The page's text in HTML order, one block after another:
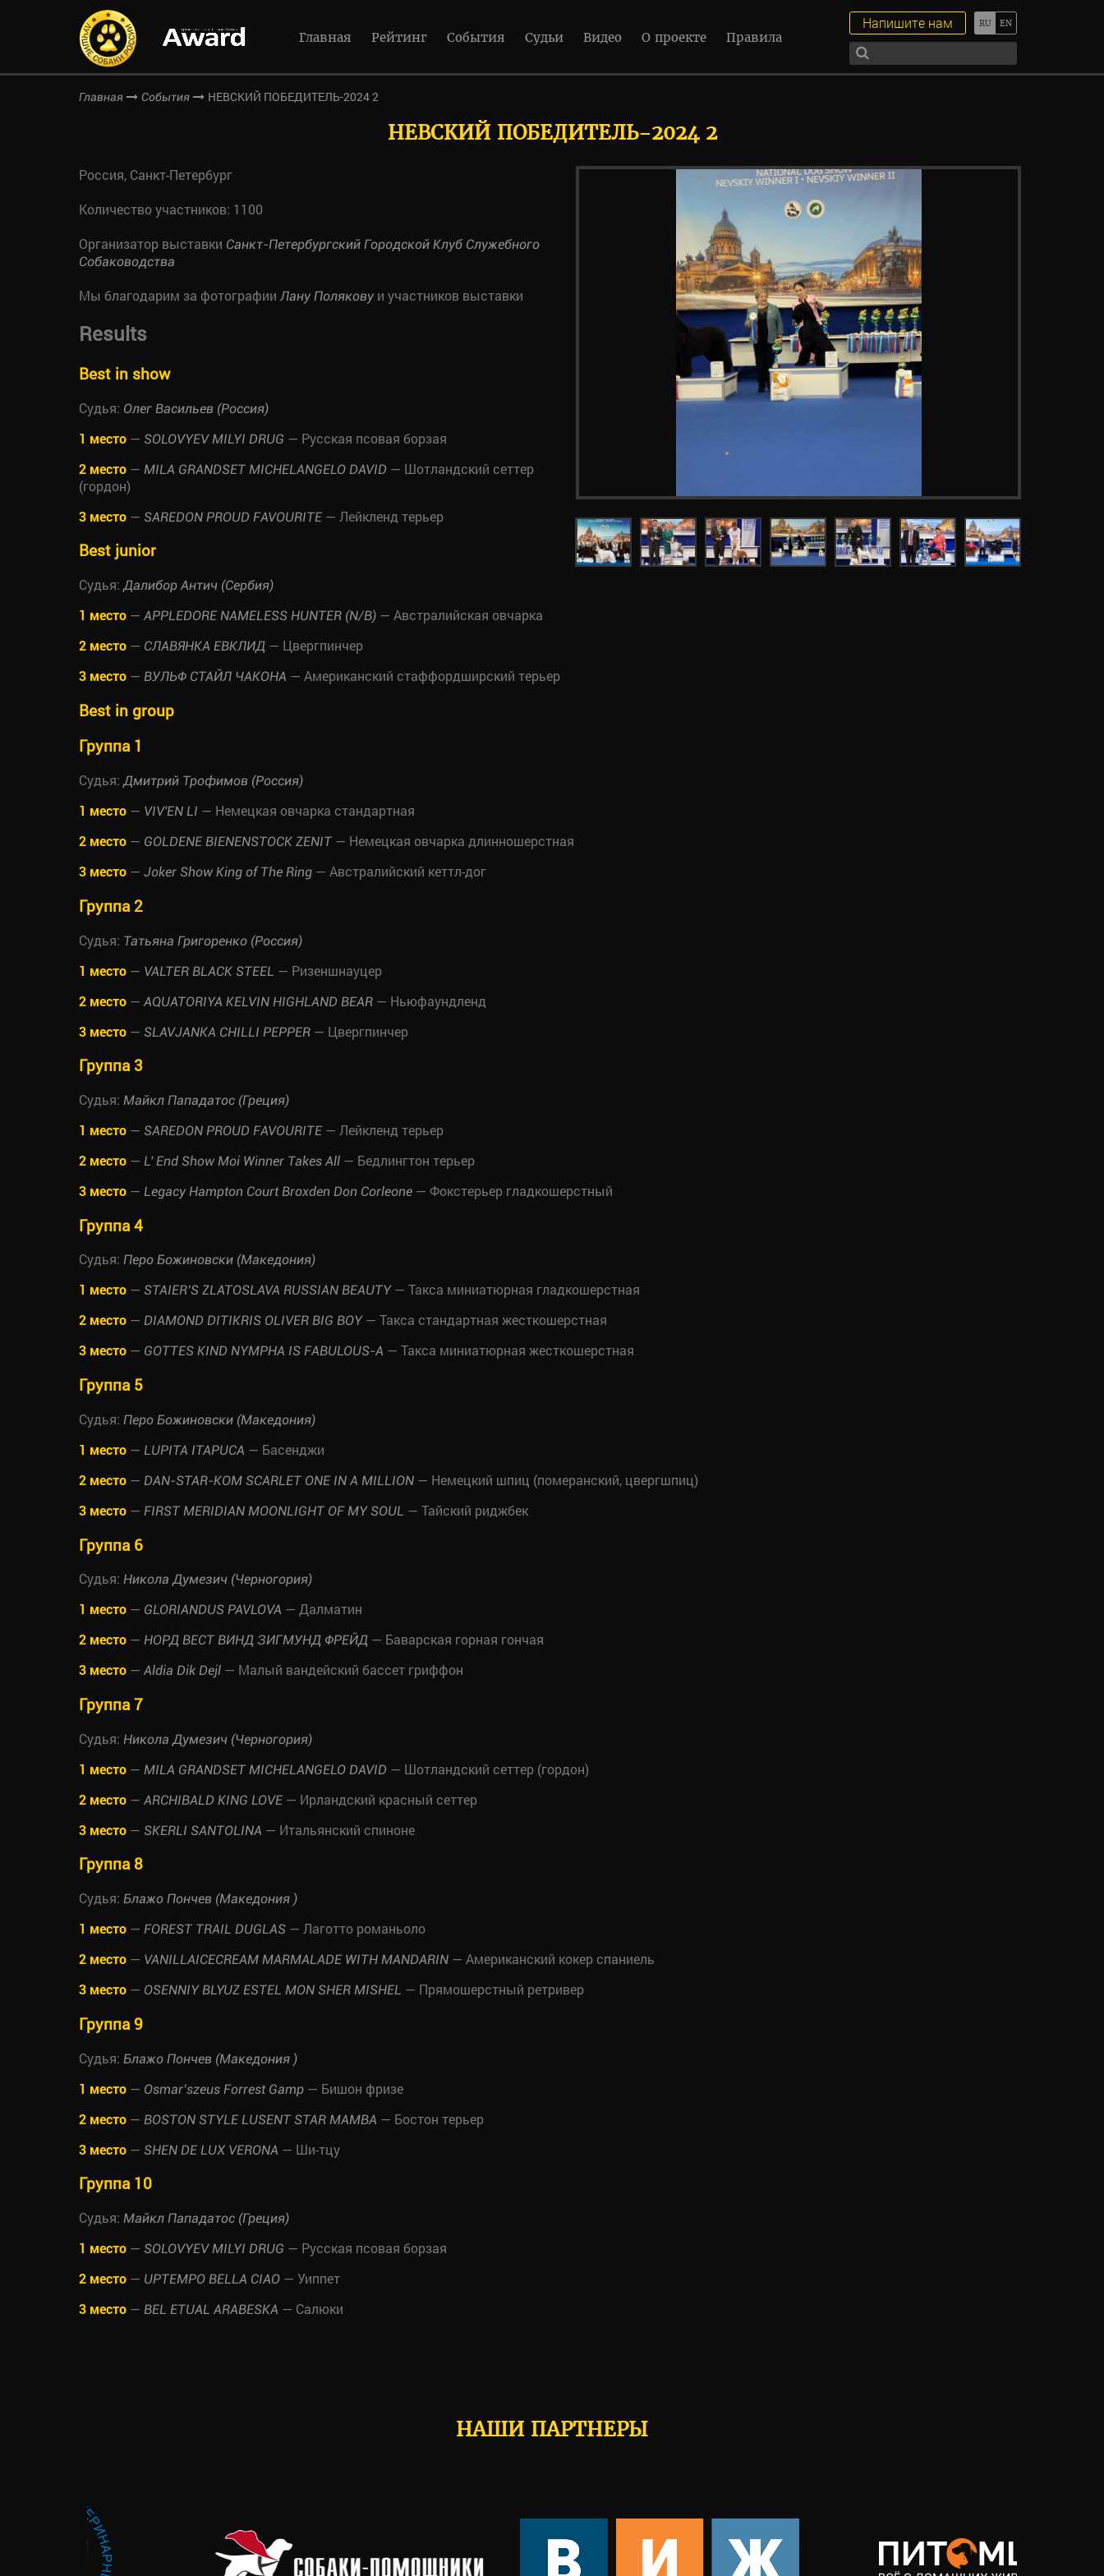
Главная Рейтинг События Судьи Видео О проекте Правила
Напишите нам
Главная События НЕВСКИЙ ПОБЕДИТЕЛЬ-2024 2
НЕВСКИЙ ПОБЕДИТЕЛЬ-2024 2
Россия, Санкт-Петербург
Количество участников: 1100
Организатор выставки Санкт-Петербургский Городской Клуб Служебного
Собаководства
Мы благодарим за фотографии Лану Полякову и участников выставки
Results
Best in show
Судья: Олег Васильев (Россия)
1 место — SOLOVYEV MILYI DRUG — Русская псовая борзая
2 место — MILA GRANDSET MICHELANGELO DAVID — Шотландский сеттер
(гордон)
3 место — SAREDON PROUD FAVOURITE — Лейкленд терьер
Best junior
Судья: Далибор Антич (Сербия)
1 место — АРРLEDORE NAMELESS HUNTER (N/B) — Австралийская овчарка
2 место — СЛАВЯНКА ЕВКЛИД — Цвергпинчер
3 место — ВУЛЬФ СТАЙЛ ЧАКОНА — Американский стаффордширский терьер
Best in group
Группа 1
Судья: Дмитрий Трофимов (Россия)
1 место — VIV'EN LI — Немецкая овчарка стандартная
2 место — GOLDENE BIENENSTOCK ZENIT— Немецкая овчарка длинношерстная
3 место — Joker Show King of The Ring — Австралийский кеттл-дог
Группа 2
Судья: Татьяна Григоренко (Россия)
1 место — VALTER BLACK STEEL — Ризеншнауцер
2 место — AQUATORIYA KELVIN HIGHLAND BEAR — Ньюфаундленд
3 место — SLAVJANKA CHILLI PEPPER — Цвергпинчер
Группа 3
Судья: Майкл Пападатос (Греция)
1 место — SAREDON PROUD FAVOURITE — Лейкленд терьер
2 место — L' End Show Moi Winner Takes All — Бедлингтон терьер
3 место — Legacy Hampton Court Broxden Don Corleone — Фокстерьер гладкошерстный
Группа 4
Судья: Перо Божиновски (Македония)
1 место — STAIER’S ZLATOSLAVA RUSSIAN BEAUTY— Такса миниатюрная гладкошерстная
2 место — DIAMOND DITIKRIS OLIVER BIG BOY— Такса стандартная жесткошерстная
3 место — GOTTES KIND NYMPHA IS FABULOUS-A — Такса миниатюрная жесткошерстная
Группа 5
Судья: Перо Божиновски (Македония)
1 место — LUPITA ITAPUCA — Басенджи
2 место — DAN-STAR-KOM SCARLET ONE IN A MILLION — Немецкий шпиц (померанский, цвергшпиц)
3 место — FIRST MERIDIAN MOONLIGHT OF MY SOUL — Тайский риджбек
Группа 6
Судья: Никола Думезич (Черногория)
1 место — GLORIANDUS PAVLOVA — Далматин
2 место — НОРД ВЕСТ ВИНД ЗИГМУНД ФРЕЙД — Баварская горная гончая
3 место — Aldia Dik Dejl — Малый вандейский бассет гриффон
Группа 7
Судья: Никола Думезич (Черногория)
1 место — MILA GRANDSET MICHELANGELO DAVID — Шотландский сеттер (гордон)
2 место — ARCHIBALD KING LOVE — Ирландский красный сеттер
3 место — SKERLI SANTOLINA — Итальянский спиноне
Группа 8
Судья: Блажо Пончев (Македония )
1 место — FOREST TRAIL DUGLAS — Лаготто романьоло
2 место — VANILLAICECREAM MARMALADE WITH MANDARIN — Американский кокер спаниель
3 место — OSENNIY BLYUZ ESTEL MON SHER MISHEL — Прямошерстный ретривер
Группа 9
Судья: Блажо Пончев (Македония )
1 место — Osmar’szeus Forrest Gamp — Бишон фризе
2 место — BOSTON STYLE LUSENT STAR MAMBA — Бостон терьер
3 место — SHEN DE LUX VERONA — Ши-тцу
Группа 10
Судья: Майкл Пападатос (Греция)
1 место — SOLOVYEV MILYI DRUG — Русская псовая борзая
2 место — UPTEMPO BELLA CIAO — Уиппет
3 место — BEL ETUAL ARABESKA — Салюки
НАШИ ПАРТНЕРЫ